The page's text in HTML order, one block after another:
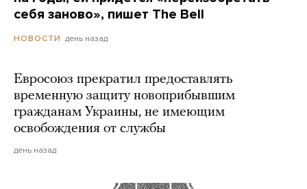
себя заново», пишет The Bell
НОВОСТИ день назад
Евросоюз прекратил предоставлять
временную защиту новоприбывшим
гражданам Украины, не имеющим
освобождения от службы
день назад